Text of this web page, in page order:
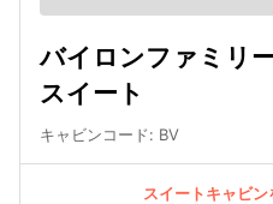
バイロンファミリ
スイート
キャビンコード: BV
スイートキャビ